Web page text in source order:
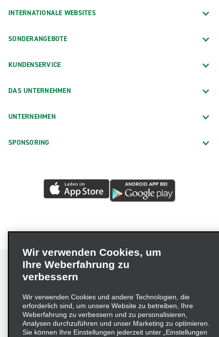
INTERNATIONALE WEBSITES
SONDERANGEBOTE
KUNDENSERVICE
DAS UNTERNEHMEN
UNTERNEHMEN
SPONSORING
Impressum Nutzungsbedingungen
Datenschutzrichtlinie
Cookie-Richtlinie
Datenschutzoptionen
Lieferkettensorgfaltspflichtengesetz (LkSG) Grundsatzerklärung
Wir verwenden Cookies, um
Ihre Weberfahrung zu
verbessern
Wir verwenden Cookies und andere Technologien, die
erforderlich sind, um unsere Website zu betreiben, Ihre
Weberfahrung zu verbessern und zu personalisieren,
Analysen durchzuführen und unser Marketing zu optimieren.
Sie können Ihre Einstellungen jederzeit unter „Einstellungen